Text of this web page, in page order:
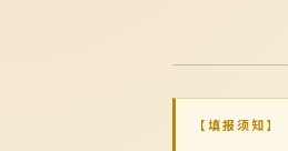
【填报须知】